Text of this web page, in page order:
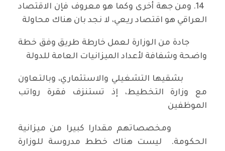
14. ومن جهة أخرى وكما هو معروف فإن الاقتصاد
العراقي هو اقتصاد ريعي، لا نجد بان هناك محاولة
جادة من الوزارة لعمل خارطة طريق وفق خطة
واضحة وشفافة لأعداد الميزانيات العامة للدولة
بشقيها التشغيلي والاستثماري، وبالتعاون
مع وزارة التخطيط، إذ تستنزف فقرة رواتب
الموظفين
ومخصصاتهم مقدارا كبيرا من ميزانية
الحكومة. ليست هناك خطط مدروسة للوزارة